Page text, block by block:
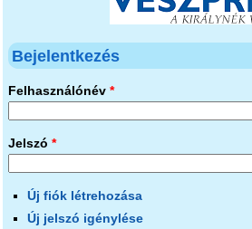
Bejelentkezés
Felhasználónév *
Jelszó *
Új fiók létrehozása
Új jelszó igénylése